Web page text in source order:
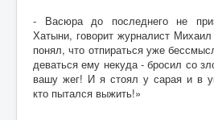
- Васюра до последнего не
Хатыни, говорит журналист
понял, что отпираться уже
деваться ему некуда - бросил со
вашу жег! И я стоял у сарая и в
кто пытался выжить!»